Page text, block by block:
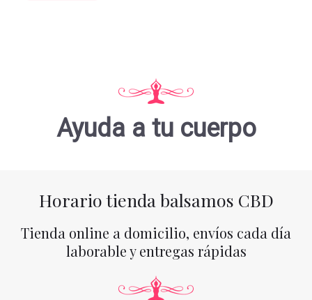
Ayuda a tu cuerpo
Horario tienda balsamos CBD
Tienda online a domicilio, envíos cada día
laborable y entregas rápidas